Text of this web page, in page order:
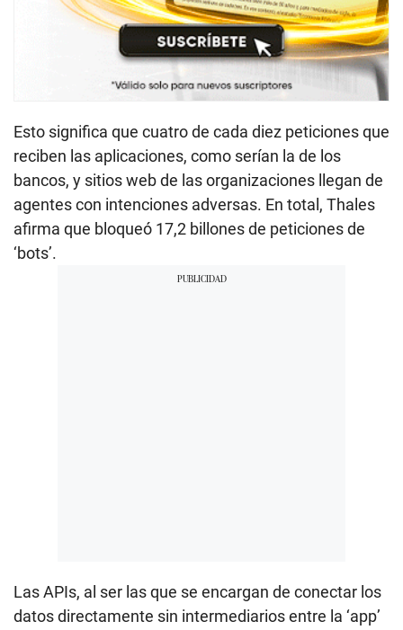
Esto significa que cuatro de cada diez peticiones que
reciben las aplicaciones, como serían la de los
bancos, y sitios web de las organizaciones llegan de
agentes con intenciones adversas. En total, Thales
afirma que bloqueó 17,2 billones de peticiones de
‘bots’.
Las APIs, al ser las que se encargan de conectar los
datos directamente sin intermediarios entre la ‘app’